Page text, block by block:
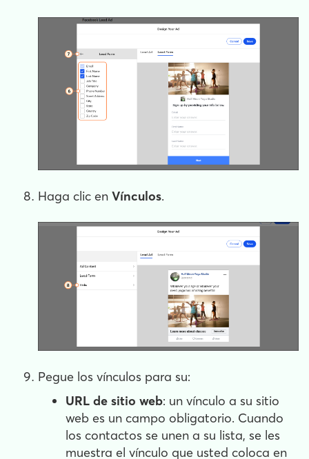
Haga clic en Vínculos.
Pegue los vínculos para su:
URL de sitio web: un vínculo a su sitio
web es un campo obligatorio. Cuando
los contactos se unen a su lista, se les
muestra el vínculo que usted coloca en